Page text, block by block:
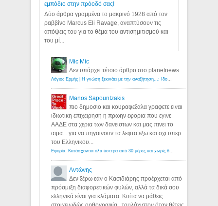
εμπόδιο στην πρόοδό σας!
Δύο άρθρα γραμμένα το μακρινό 1928 από τον
ραββίνο Marcus Eli Ravage, αναπτύσουν τις
απόψεις του για το θέμα του αντισημιτισμού και
του μί...
Mic Mic
Δεν υπάρχει τέτοιο άρθρο στο planetnews
Λόγιος Ερμής | Η γνώση ξεκινάει με την αναζήτηση...: Ιδού οι 18 που χρωστούν 11 δις ευρώ!
Manos Sapountzakis
πιο δημοσιο και κουραφεξαλα γραφετε ειναι
ιδιωτικη επιχειρηση η πρωην εφορια που εγινε
ΑΑΔΕ στα χερια των δανειστων και μας πινει το
αιμα... για να πηγαινουν τα λεφτα εξω και οχι υπερ
του Ελληνικου...
Εφορία: Κατάσχονται όλα ύστερα από 30 μέρες και χωρίς δικαστικές αποφάσεις - Λόγιος Ερμής
Αντώνης
Δεν ξέρω εάν ο Κασιδιάρης προέρχεται από
πρόσμιξη διαφορετικών φυλών, αλλά τα δικά σου
ελληνικά είναι για κλάματα. Κοίτα να μάθεις